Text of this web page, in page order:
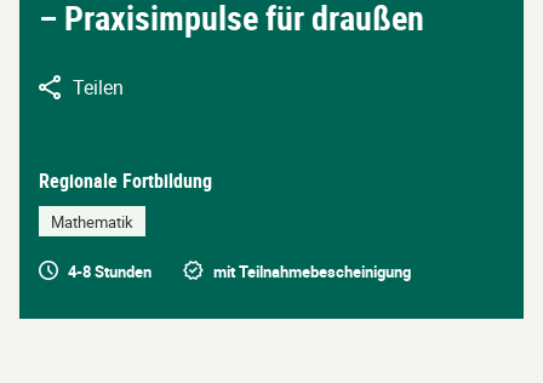
– Praxisimpulse für draußen
Teilen
Regionale Fortbildung
Mathematik
4-8 Stunden mit Teilnahmebescheinigung